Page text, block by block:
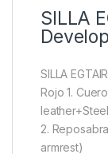
SILLA
SILLA
Rojo1.
2.
armrest)